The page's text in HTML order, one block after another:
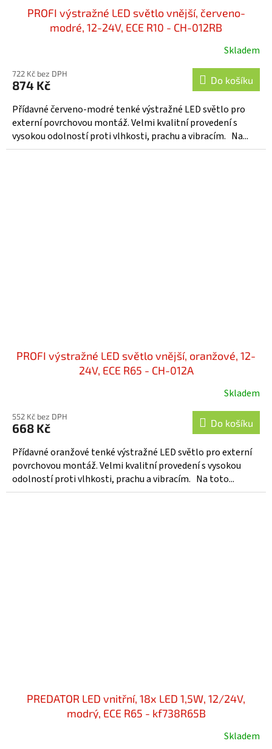
PROFI výstražné LED světlo vnější, červeno-
modré, 12-24V, ECE R10 - CH-012RB
Skladem
722 Kč bez DPH
874 Kč Do košíku
Přídavné červeno-modré tenké výstražné LED světlo pro
externí povrchovou montáž. Velmi kvalitní provedení s
vysokou odolností proti vlhkosti, prachu a vibracím. Na...
PROFI výstražné LED světlo vnější, oranžové, 12-
24V, ECE R65 - CH-012A
Skladem
552 Kč bez DPH
668 Kč Do košíku
Přídavné oranžové tenké výstražné LED světlo pro externí
povrchovou montáž. Velmi kvalitní provedení s vysokou
odolností proti vlhkosti, prachu a vibracím. Na toto...
PREDATOR LED vnitřní, 18x LED 1,5W, 12/24V,
modrý, ECE R65 - kf738R65B
Skladem